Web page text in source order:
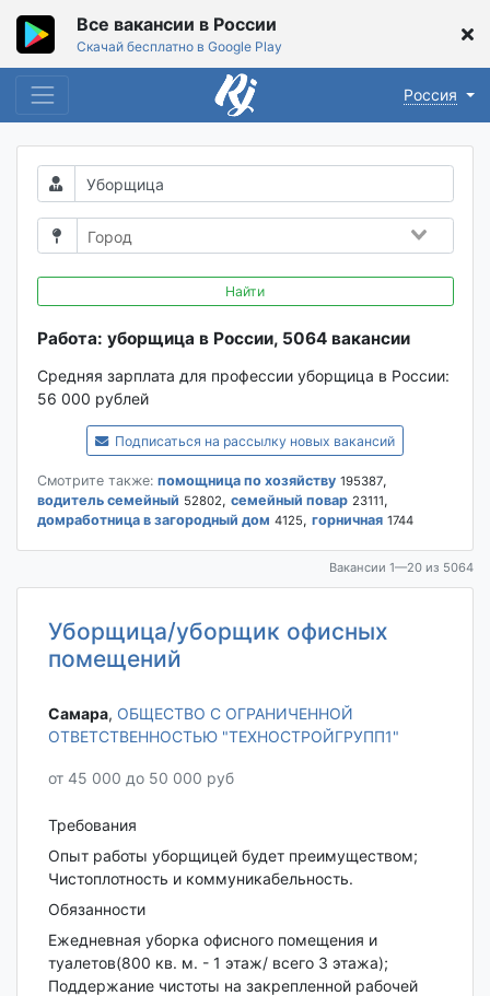
Все вакансии в России
Скачай бесплатно в Google Play
Россия
Найти
Работа: уборщица в России, 5064 вакансии
Средняя зарплата для профессии уборщица в России:
56 000 рублей
Подписаться на рассылку новых вакансий
Смотрите также: помощница по хозяйству 195387,
водитель семейный 52802, семейный повар 23111,
домработница в загородный дом 4125, горничная 1744
Вакансии 1—20 из 5064
Уборщица/уборщик офисных
помещений
Самара‎, ОБЩЕСТВО С ОГРАНИЧЕННОЙ
ОТВЕТСТВЕННОСТЬЮ "ТЕХНОСТРОЙГРУПП1"
от 45 000 до 50 000 руб
Требования
Опыт работы уборщицей будет преимуществом;
Чистоплотность и коммуникабельность.
Обязанности
Ежедневная уборка офисного помещения и
туалетов(800 кв. м. - 1 этаж/ всего 3 этажа);
Поддержание чистоты на закрепленной рабочей